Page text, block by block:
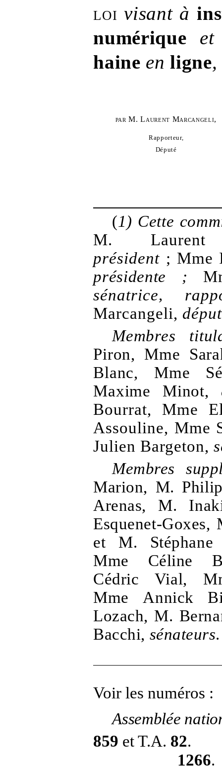
loivisant à
numérique
haine en ligne,
par M. Laurent Marcangeli,
Rapporteur,
Député
(1) Cette
M.
président ; Mme
présidente
;
sénatrice,
Marcangeli,
Membres
Piron, Mme
Blanc, Mme
Maxime Minot,
Bourrat, Mme
Assouline, Mme
Julien Bargeton,
Membres
Marion, M.
Arenas, M.
Esquenet-Goxes,
et M.
Mme
Céline
Cédric Vial,
Mme
Annick
Lozach, M.
Bacchi, sénateurs.
Voir les numéros :
Assemblée
859 et T.A. 82.
1266.